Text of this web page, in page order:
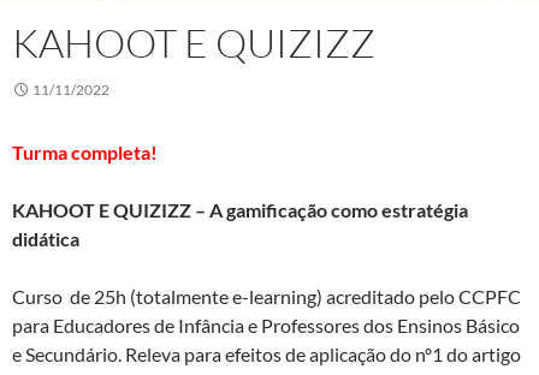
KAHOOT E QUIZIZZ
11/11/2022
Turma completa!
KAHOOT E QUIZIZZ – A gamificação como estratégia
didática
Curso de 25h (totalmente e-learning) acreditado pelo CCPFC
para Educadores de Infância e Professores dos Ensinos Básico
e Secundário. Releva para efeitos de aplicação do nº1 do artigo